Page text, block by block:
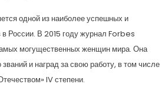
одной из наиболее успешных и
России. В 2015 году журнал Forbes
могущественных женщин мира. Она
и наград за свою работу, в том числе
IV степени.